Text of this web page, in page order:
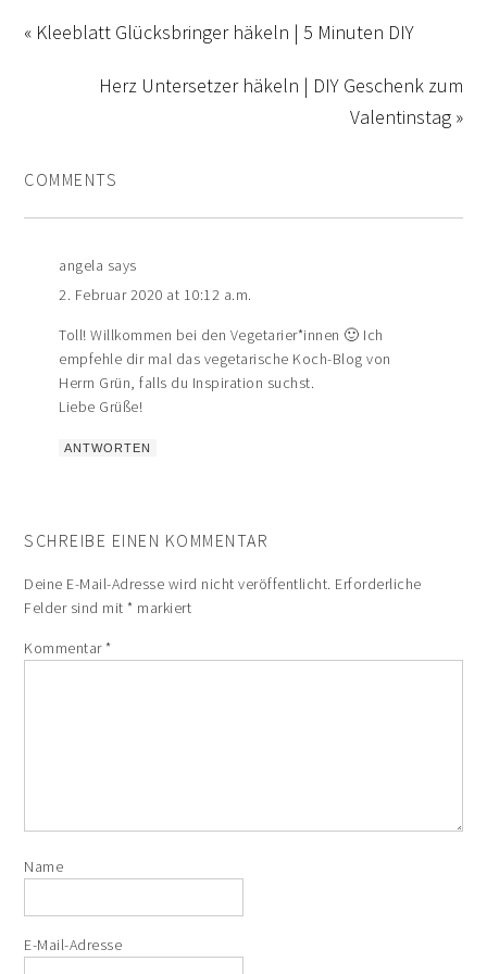
« Kleeblatt Glücksbringer häkeln | 5 Minuten DIY
Herz Untersetzer häkeln | DIY Geschenk zum
Valentinstag »
COMMENTS
angela says
2. Februar 2020 at 10:12 a.m.
Toll! Willkommen bei den Vegetarier*innen 🙂 Ich
empfehle dir mal das vegetarische Koch-Blog von
Herrn Grün, falls du Inspiration suchst.
Liebe Grüße!
ANTWORTEN
SCHREIBE EINEN KOMMENTAR
Deine E-Mail-Adresse wird nicht veröffentlicht. Erforderliche
Felder sind mit* markiert
Kommentar*
Name
E-Mail-Adresse